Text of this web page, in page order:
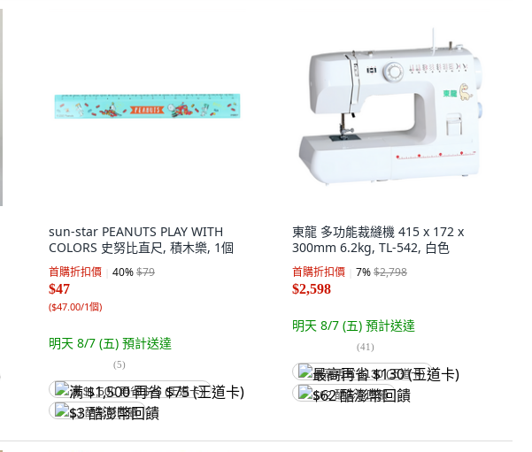
sun-star PEANUTS PLAY WITH
COLORS 史努比直尺, 積木樂, 1個
首購折扣價 40%$79
$47
($47.00/1個)
明天 8/7 (五) 預計送達
(5)
满 $1,500 再省 $75 (王道卡)
$3 酷澎幣回饋
東龍 多功能裁縫機 415 x 172 x
300mm 6.2kg, TL-542, 白色
首購折扣價 7%$2,798
$2,598
明天 8/7 (五) 預計送達
(41)
最高再省 $130 (王道卡)
$62 酷澎幣回饋